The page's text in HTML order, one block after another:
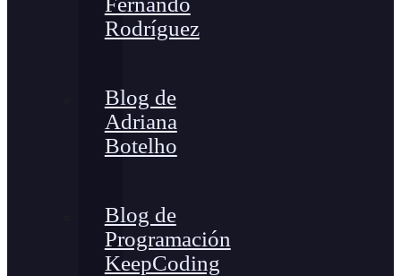
Rodríguez
Blog de
Adriana
Botelho
Blog de
Programación
KeepCoding